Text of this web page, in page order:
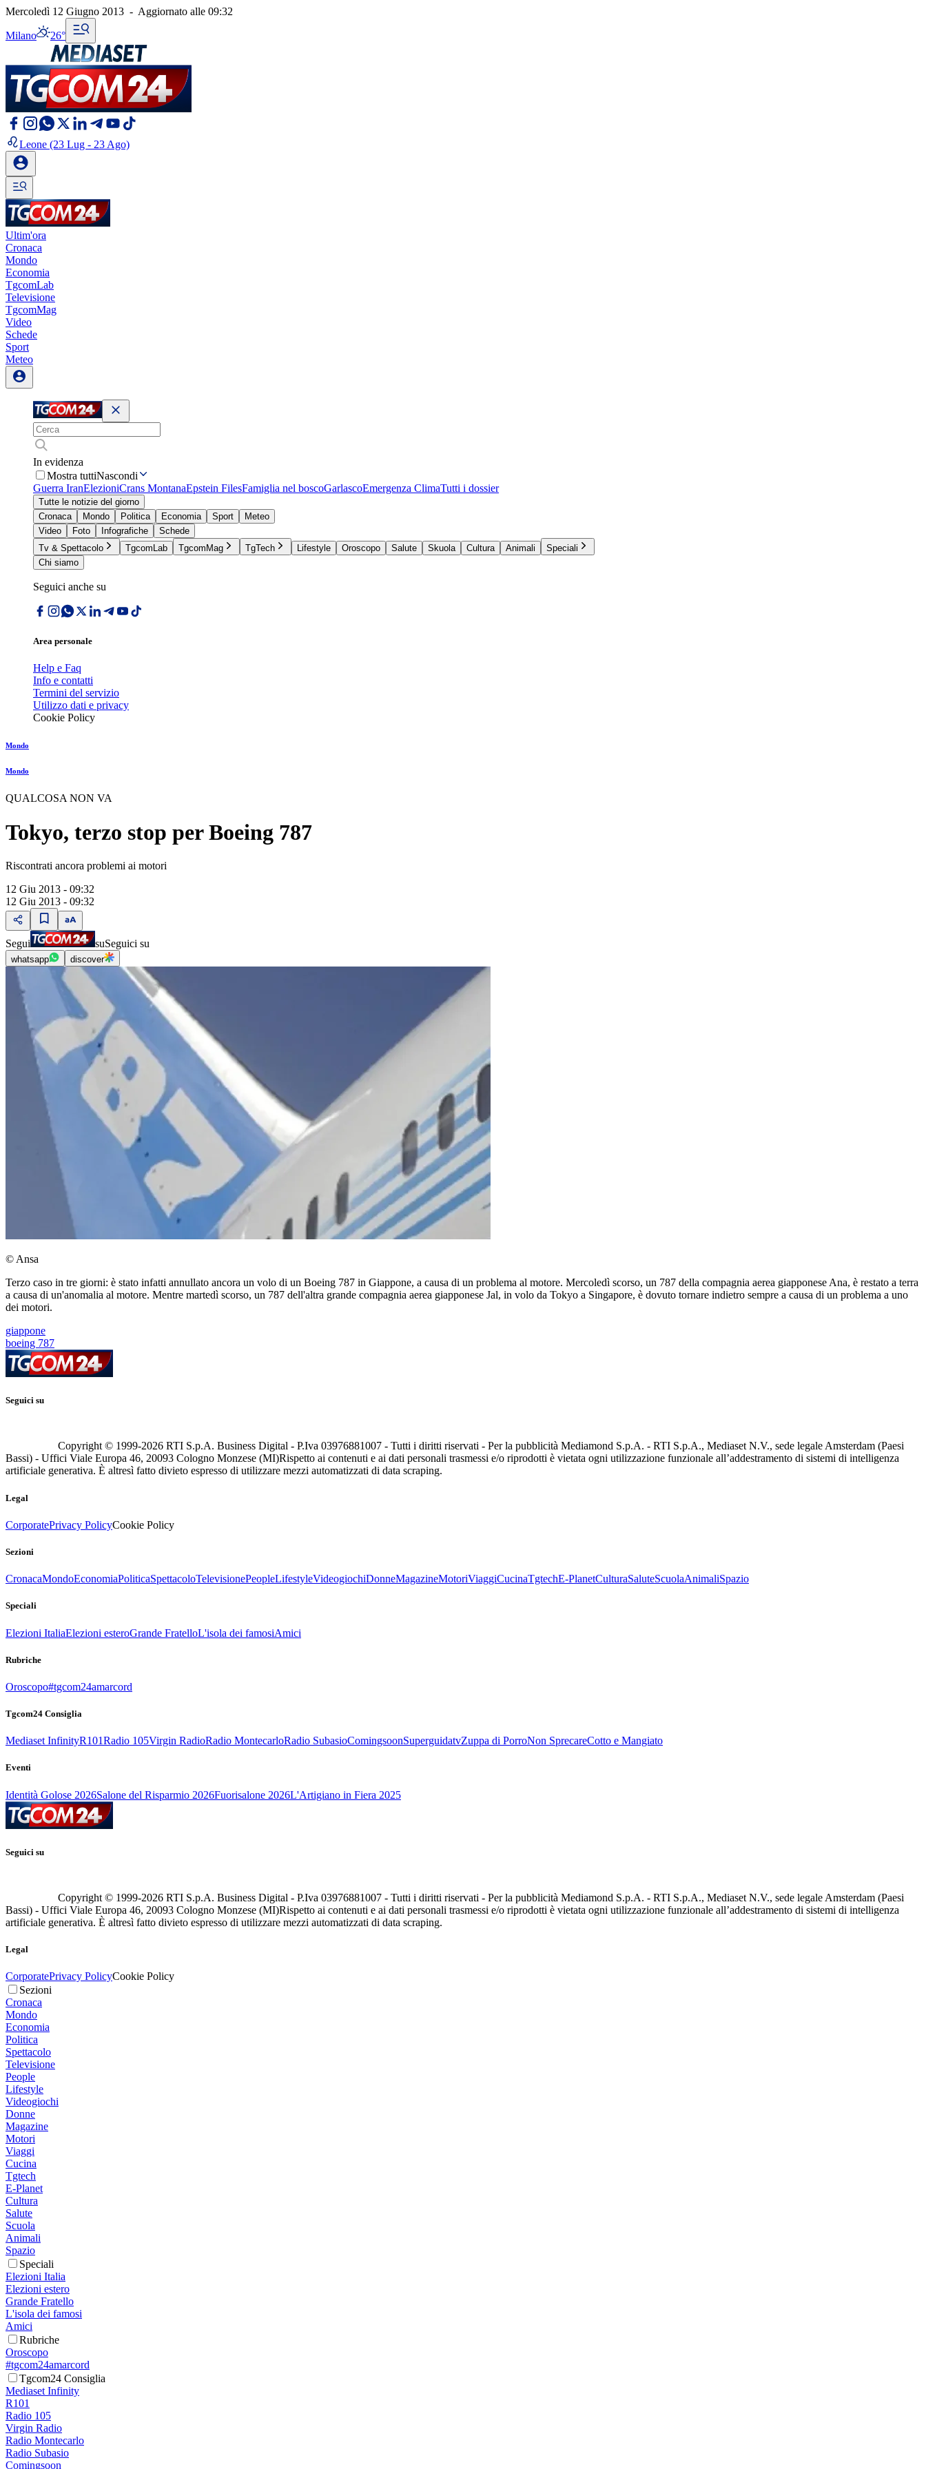
Mercoledì 12 Giugno 2013 - Aggiornato alle 09:32
Milano 26°
Leone (23 Lug - 23 Ago)
Ultim'ora
Cronaca
Mondo
Economia
TgcomLab
Televisione
TgcomMag
Video
Schede
Sport
Meteo
In evidenza
Mostra tuttiNascondi
Guerra IranElezioniCrans MontanaEpstein FilesFamiglia nel boscoGarlascoEmergenza ClimaTutti i dossier
Tutte le notizie del giorno
Cronaca
Mondo Politica Economia Sport
Meteo
Video
Foto Infografiche
Schede
Tv & Spettacolo
TgcomLab TgcomMag TgTech Lifestyle Oroscopo Salute Skuola Cultura Animali
Speciali
Chi siamo
Seguici anche su
Area personale
Help e Faq
Info e contatti
Termini del servizio
Utilizzo dati e privacy
Cookie Policy
Mondo
Mondo
QUALCOSA NON VA
Tokyo, terzo stop per Boeing 787
Riscontrati ancora problemi ai motori
12 Giu 2013 - 09:32
12 Giu 2013 - 09:32
Segui suSeguici su
whatsapp discover
© Ansa
Terzo caso in tre giorni: è stato infatti annullato ancora un volo di un Boeing 787 in Giappone, a causa di un problema al motore. Mercoledì scorso, un 787 della compagnia aerea giapponese Ana, è restato a terra
a causa di un'anomalia al motore. Mentre martedì scorso, un 787 dell'altra grande compagnia aerea giapponese Jal, in volo da Tokyo a Singapore, è dovuto tornare indietro sempre a causa di un problema a uno
dei motori.
giappone
boeing 787
Seguici su
Copyright © 1999-2026 RTI S.p.A. Business Digital - P.Iva 03976881007 - Tutti i diritti riservati - Per la pubblicità Mediamond S.p.A. - RTI S.p.A., Mediaset N.V., sede legale Amsterdam (Paesi
Bassi) - Uffici Viale Europa 46, 20093 Cologno Monzese (MI)Rispetto ai contenuti e ai dati personali trasmessi e/o riprodotti è vietata ogni utilizzazione funzionale all’addestramento di sistemi di intelligenza
artificiale generativa. È altresì fatto divieto espresso di utilizzare mezzi automatizzati di data scraping.
Legal
CorporatePrivacy PolicyCookie Policy
Sezioni
CronacaMondoEconomiaPoliticaSpettacoloTelevisionePeopleLifestyleVideogiochiDonneMagazineMotoriViaggiCucinaTgtechE-PlanetCulturaSaluteScuolaAnimaliSpazio
Speciali
Elezioni ItaliaElezioni esteroGrande FratelloL'isola dei famosiAmici
Rubriche
Oroscopo#tgcom24amarcord
Tgcom24 Consiglia
Mediaset InfinityR101Radio 105Virgin RadioRadio MontecarloRadio SubasioComingsoonSuperguidatvZuppa di PorroNon SprecareCotto e Mangiato
Eventi
Identità Golose 2026Salone del Risparmio 2026Fuorisalone 2026L'Artigiano in Fiera 2025
Seguici su
Copyright © 1999-2026 RTI S.p.A. Business Digital - P.Iva 03976881007 - Tutti i diritti riservati - Per la pubblicità Mediamond S.p.A. - RTI S.p.A., Mediaset N.V., sede legale Amsterdam (Paesi
Bassi) - Uffici Viale Europa 46, 20093 Cologno Monzese (MI)Rispetto ai contenuti e ai dati personali trasmessi e/o riprodotti è vietata ogni utilizzazione funzionale all’addestramento di sistemi di intelligenza
artificiale generativa. È altresì fatto divieto espresso di utilizzare mezzi automatizzati di data scraping.
Legal
CorporatePrivacy PolicyCookie Policy
Sezioni
Cronaca
Mondo
Economia
Politica
Spettacolo
Televisione
People
Lifestyle
Videogiochi
Donne
Magazine
Motori
Viaggi
Cucina
Tgtech
E-Planet
Cultura
Salute
Scuola
Animali
Spazio
Speciali
Elezioni Italia
Elezioni estero
Grande Fratello
L'isola dei famosi
Amici
Rubriche
Oroscopo
#tgcom24amarcord
Tgcom24 Consiglia
Mediaset Infinity
R101
Radio 105
Virgin Radio
Radio Montecarlo
Radio Subasio
Comingsoon